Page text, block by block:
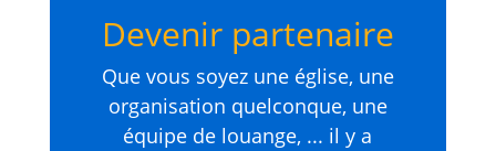
Devenir partenaire
Que vous soyez une église, une
organisation quelconque, une
équipe de louange, ... il y a